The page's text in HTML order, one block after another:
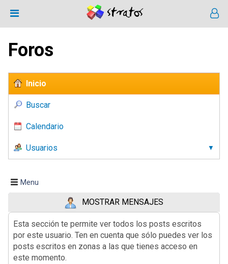
Foros
Inicio
Buscar
Calendario
Usuarios
Menu
MOSTRAR MENSAJES
Esta sección te permite ver todos los posts escritos
por este usuario. Ten en cuenta que sólo puedes ver los
posts escritos en zonas a las que tienes acceso en
este momento.